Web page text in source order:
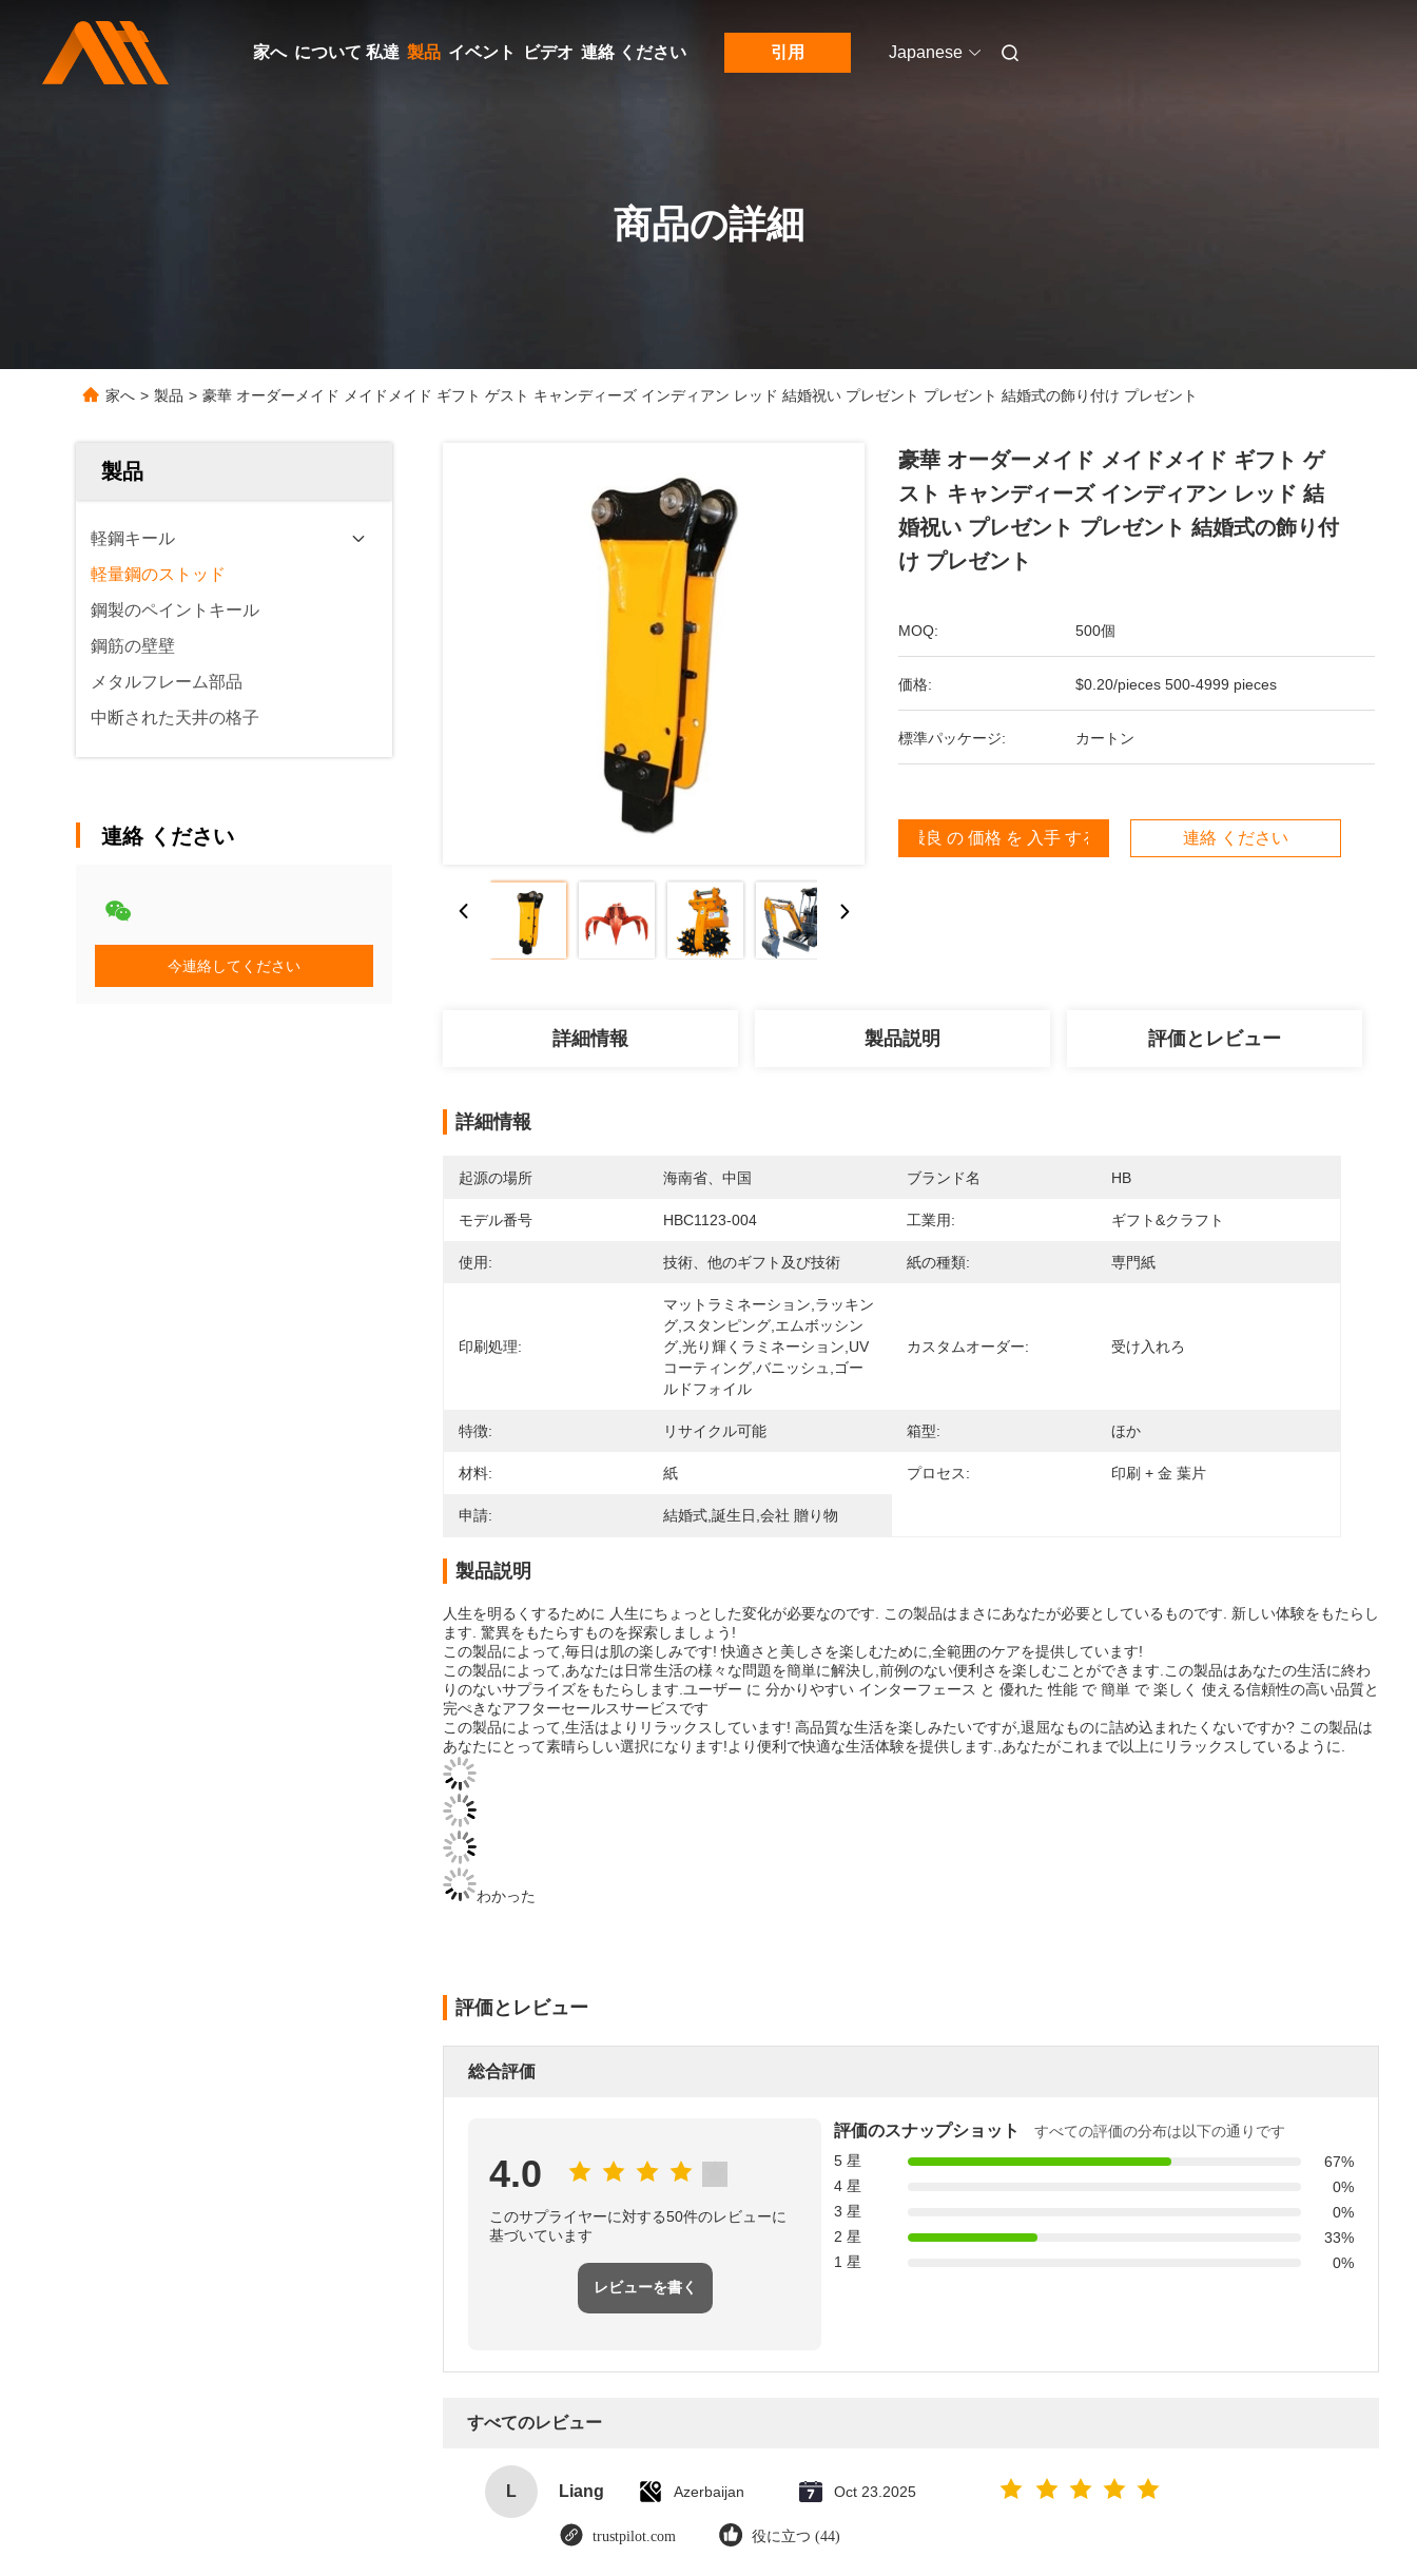
家へ について 私達 製品 イベント ビデオ 連絡 ください 引用 Japanese
商品の詳細
家へ > 製品 > 豪華 オーダーメイド メイドメイド ギフト ゲスト キャンディーズ インディアン レッド 結婚祝い プレゼント プレゼント 結婚式の飾り付け プレゼント
製品
軽鋼キール
軽量鋼のストッド
鋼製のペイントキール
鋼筋の壁壁
メタルフレーム部品
中断された天井の格子
連絡 ください
今連絡してください
豪華 オーダーメイド メイドメイド ギフト ゲ
スト キャンディーズ インディアン レッド 結
婚祝い プレゼント プレゼント 結婚式の飾り付
け プレゼント
MOQ: 500個
価格: $0.20/pieces 500-4999 pieces
標準パッケージ: カートン
最良 の 価格 を 入手 する 連絡 ください
詳細情報 製品説明 評価とレビュー
詳細情報
起源の場所 海南省、中国 ブランド名 HB
モデル番号 HBC1123-004 工業用: ギフト&クラフト
使用: 技術、他のギフト及び技術 紙の種類: 専門紙
印刷処理:
マットラミネーション,ラッキン
グ,スタンピング,エムボッシン
グ,光り輝くラミネーション,UV
コーティング,バニッシュ,ゴー
ルドフォイル
カスタムオーダー: 受け入れろ
特徴: リサイクル可能 箱型: ほか
材料: 紙 プロセス: 印刷 + 金 葉片
申請: 結婚式,誕生日,会社 贈り物
製品説明
人生を明るくするために 人生にちょっとした変化が必要なのです. この製品はまさにあなたが必要としているものです. 新しい体験をもたらし
ます. 驚異をもたらすものを探索しましょう!
この製品によって,毎日は肌の楽しみです! 快適さと美しさを楽しむために,全範囲のケアを提供しています!
この製品によって,あなたは日常生活の様々な問題を簡単に解決し,前例のない便利さを楽しむことができます.この製品はあなたの生活に終わ
りのないサプライズをもたらします.ユーザー に 分かりやすい インターフェース と 優れた 性能 で 簡単 で 楽しく 使える信頼性の高い品質と
完ぺきなアフターセールスサービスです
この製品によって,生活はよりリラックスしています! 高品質な生活を楽しみたいですが,退屈なものに詰め込まれたくないですか? この製品は
あなたにとって素晴らしい選択になります!より便利で快適な生活体験を提供します.,あなたがこれまで以上にリラックスしているように.
わかった
評価とレビュー
総合評価
4.0
このサプライヤーに対する50件のレビューに
基づいています
レビューを書く
評価のスナップショット
すべての評価の分布は以下の通りです
5 星
67%
4 星
0%
3 星
0%
2 星
33%
1 星
0%
すべてのレビュー
L Liang Azerbaijan Oct 23.2025
trustpilot.com 役に立つ (44)